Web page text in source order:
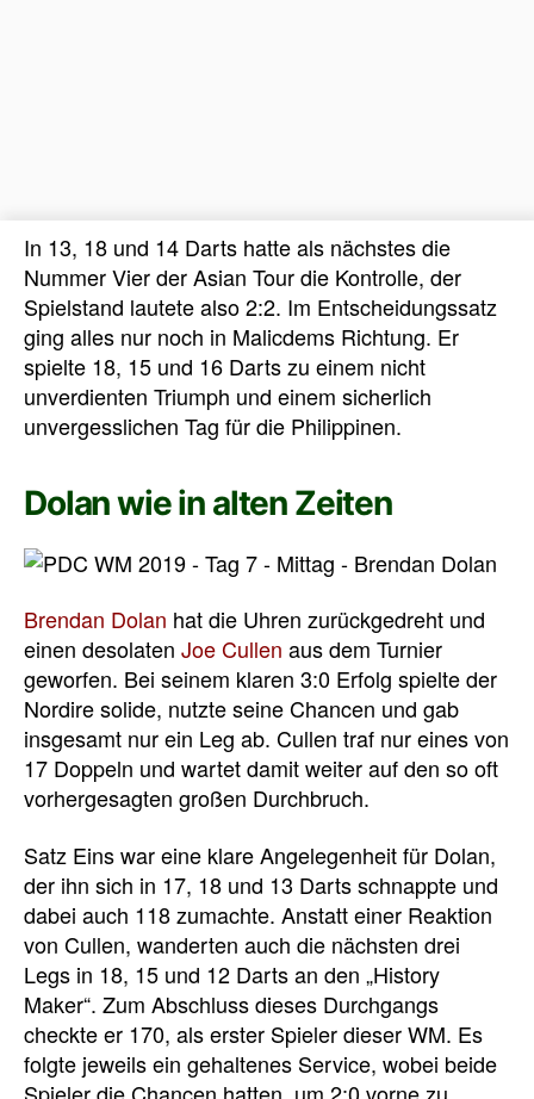
In 13, 18 und 14 Darts hatte als nächstes die
Nummer Vier der Asian Tour die Kontrolle, der
Spielstand lautete also 2:2. Im Entscheidungssatz
ging alles nur noch in Malicdems Richtung. Er
spielte 18, 15 und 16 Darts zu einem nicht
unverdienten Triumph und einem sicherlich
unvergesslichen Tag für die Philippinen.
Dolan wie in alten Zeiten
Brendan Dolan hat die Uhren zurückgedreht und
einen desolaten Joe Cullen aus dem Turnier
geworfen. Bei seinem klaren 3:0 Erfolg spielte der
Nordire solide, nutzte seine Chancen und gab
insgesamt nur ein Leg ab. Cullen traf nur eines von
17 Doppeln und wartet damit weiter auf den so oft
vorhergesagten großen Durchbruch.
Satz Eins war eine klare Angelegenheit für Dolan,
der ihn sich in 17, 18 und 13 Darts schnappte und
dabei auch 118 zumachte. Anstatt einer Reaktion
von Cullen, wanderten auch die nächsten drei
Legs in 18, 15 und 12 Darts an den „History
Maker“. Zum Abschluss dieses Durchgangs
checkte er 170, als erster Spieler dieser WM. Es
folgte jeweils ein gehaltenes Service, wobei beide
Spieler die Chancen hatten, um 2:0 vorne zu